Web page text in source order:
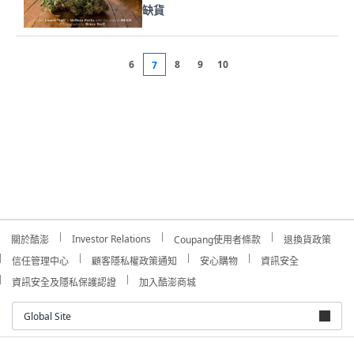
缺貨
6 7 8 9 10
關於酷澎 Investor Relations Coupang使用者條款
退換貨政策
信任管理中心
顧客隱私權政策通知 安心購物
資訊安全
資訊安全及隱私保護認證
加入酷澎商城
Global Site